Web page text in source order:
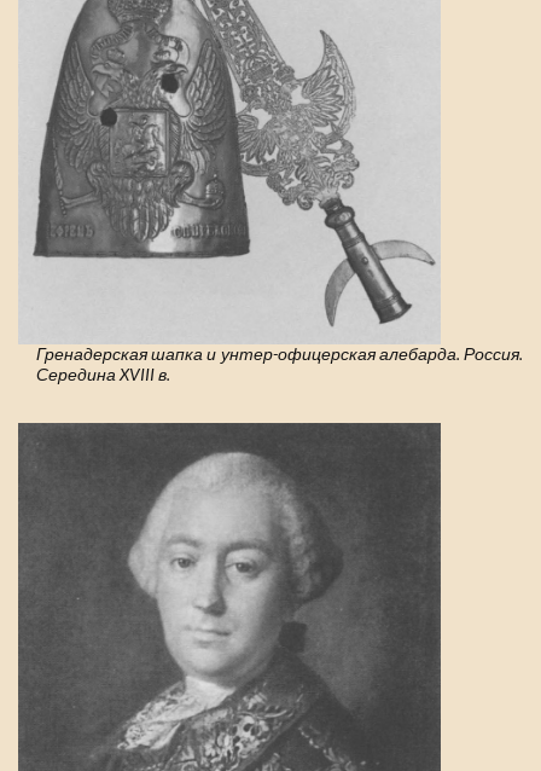
Гренадерская шапка и унтер-офицерская алебарда. Россия.
Середина XVIII в.